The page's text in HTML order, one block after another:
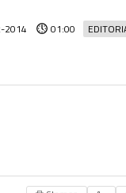
2014 01:00